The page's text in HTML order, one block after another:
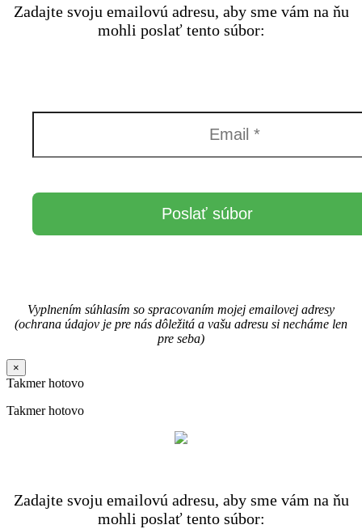
Zadajte svoju emailovú adresu, aby sme vám na ňu
mohli poslať tento súbor:
Vyplnením súhlasím so spracovaním mojej emailovej adresy
(ochrana údajov je pre nás dôležitá a vašu adresu si necháme len
pre seba)
×
Takmer hotovo
Takmer hotovo
Zadajte svoju emailovú adresu, aby sme vám na ňu
mohli poslať tento súbor: